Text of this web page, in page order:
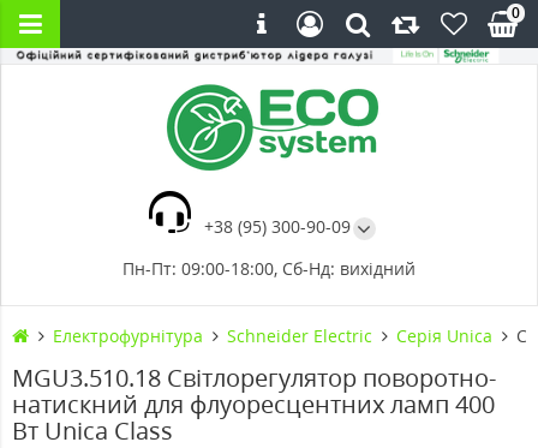
+38 (95) 300-90-09
Пн-Пт: 09:00-18:00, Сб-Нд: вихідний
0
Електрофурнітура Schneider Electric Cерія Unica
MGU3.510.18 Світлорегулятор поворотно-
натискний для флуоресцентних ламп 400
Вт Unica Class